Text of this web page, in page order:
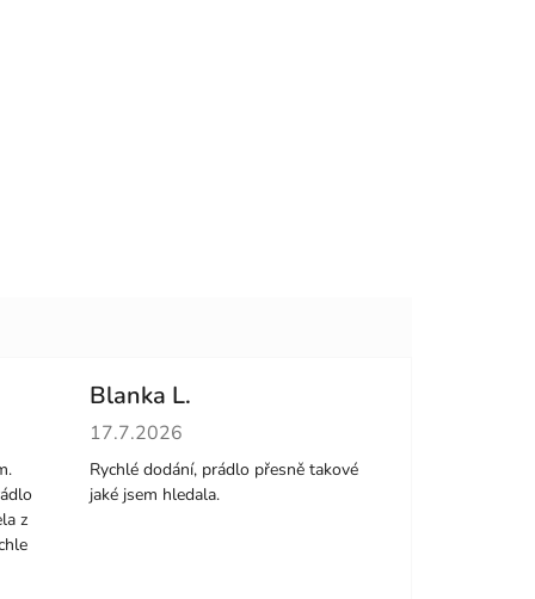
z
Blanka L.
Hodnocení obchodu je 5 z 5 hvězdiček.
17.7.2026
Rychlé dodání, prádlo přesně takové
jaké jsem hledala.